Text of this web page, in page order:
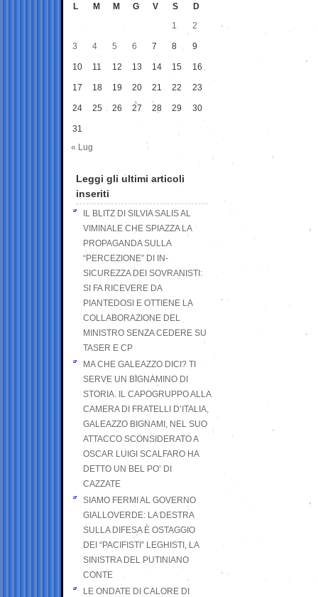
L M M G V S
D
1
2
3 4 5 6 7 8 9
10 11 12 13 14 15 16
17 18 19 20 21 22 23
24 25 26 27 28 29 30
31
« Lug
Leggi gli ultimi articoli
inseriti
IL BLITZ DI SILVIA SALIS AL
VIMINALE CHE SPIAZZA LA
PROPAGANDA SULLA
“PERCEZIONE” DI IN-
SICUREZZA DEI SOVRANISTI:
SI FA RICEVERE DA
PIANTEDOSI E OTTIENE LA
COLLABORAZIONE DEL
MINISTRO SENZA CEDERE SU
TASER E CP
MA CHE GALEAZZO DICI? TI
SERVE UN BIGNAMINO DI
STORIA. IL CAPOGRUPPO ALLA
CAMERA DI FRATELLI D’ITALIA,
GALEAZZO BIGNAMI, NEL SUO
ATTACCO SCONSIDERATO A
OSCAR LUIGI SCALFARO HA
DETTO UN BEL PO’ DI
CAZZATE
SIAMO FERMI AL GOVERNO
GIALLOVERDE: LA DESTRA
SULLA DIFESA È OSTAGGIO
DEI “PACIFISTI” LEGHISTI, LA
SINISTRA DEL PUTINIANO
CONTE
LE ONDATE DI CALORE DI